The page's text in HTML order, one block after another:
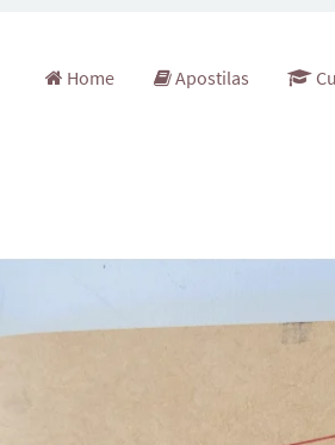
Pular para o conteúdo
Home Apostilas